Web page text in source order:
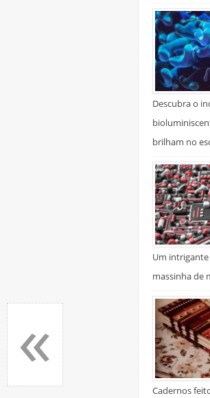
Descubra o
brilham no
Um
massinha de
Cadernos
«